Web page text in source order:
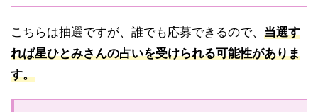
こちらは抽選ですが、誰でも応募できるので、 当選す
れば星ひとみさんの占いを受けられる可能性がありま
す。